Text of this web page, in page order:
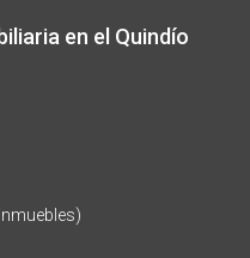
en el Quindío